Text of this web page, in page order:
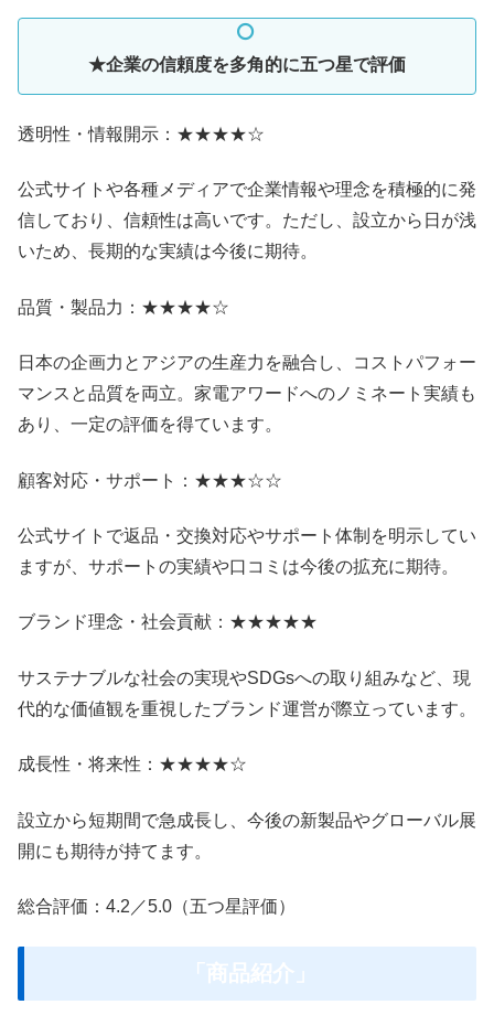
★企業の信頼度を多角的に五つ星で評価
透明性・情報開示：★★★★☆
公式サイトや各種メディアで企業情報や理念を積極的に発
信しており、信頼性は高いです。ただし、設立から日が浅
いため、長期的な実績は今後に期待。
品質・製品力：★★★★☆
日本の企画力とアジアの生産力を融合し、コストパフォー
マンスと品質を両立。家電アワードへのノミネート実績も
あり、一定の評価を得ています。
顧客対応・サポート：★★★☆☆
公式サイトで返品・交換対応やサポート体制を明示してい
ますが、サポートの実績や口コミは今後の拡充に期待。
ブランド理念・社会貢献：★★★★★
サステナブルな社会の実現やSDGsへの取り組みなど、現
代的な価値観を重視したブランド運営が際立っています。
成長性・将来性：★★★★☆
設立から短期間で急成長し、今後の新製品やグローバル展
開にも期待が持てます。
総合評価：4.2／5.0（五つ星評価）
「商品紹介」